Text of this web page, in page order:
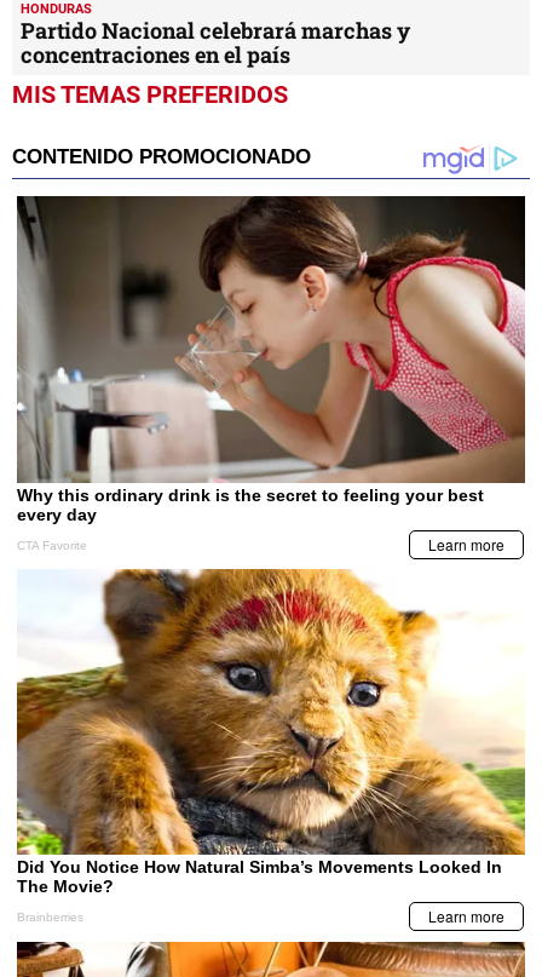
HONDURAS
Partido Nacional celebrará marchas y
concentraciones en el país
MIS TEMAS PREFERIDOS